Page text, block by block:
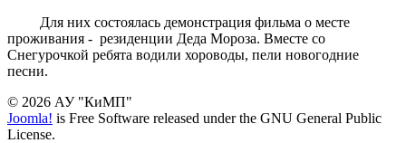
Для них состоялась демонстрация фильма о месте
проживания - резиденции Деда Мороза. Вместе со
Снегурочкой ребята водили хороводы, пели новогодние
песни.
© 2026 АУ "КиМП"
Joomla! is Free Software released under the GNU General Public
License.